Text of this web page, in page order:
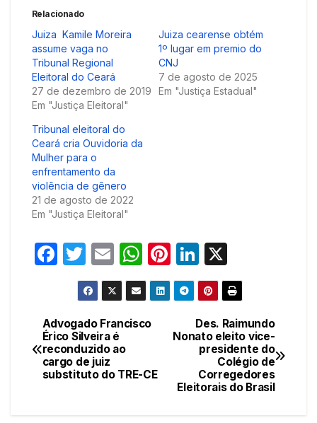
Relacionado
Juiza Kamile Moreira
assume vaga no
Tribunal Regional
Eleitoral do Ceará
27 de dezembro de 2019
Em "Justiça Eleitoral"
Juiza cearense obtém
1º lugar em premio do
CNJ
7 de agosto de 2025
Em "Justiça Estadual"
Tribunal eleitoral do
Ceará cria Ouvidoria da
Mulher para o
enfrentamento da
violência de gênero
21 de agosto de 2022
Em "Justiça Eleitoral"
F
e
b
o
T
w
itt
er
E
m
ail
W
h
at
s
p
Pi
nt
er
st
Li
n
k
e
dI
n
Navegação
de
Des. Raimundo
Nonato eleito vice-
presidente do
Colégio de
Corregedores
Eleitorais do Brasil
Advogado Francisco
Érico Silveira é
reconduzido ao
cargo de juiz
substituto do TRE-CE